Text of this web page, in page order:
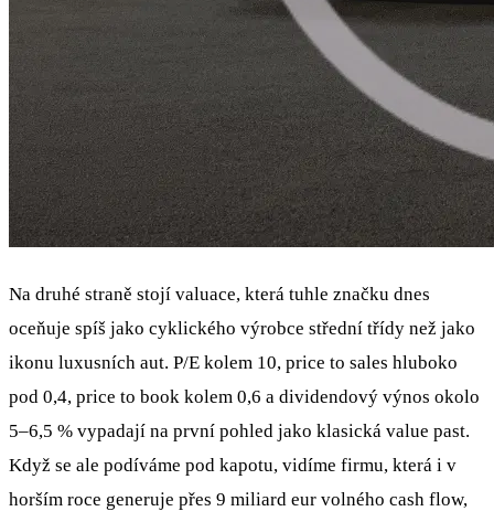
Na druhé straně stojí valuace, která tuhle značku dnes
oceňuje spíš jako cyklického výrobce střední třídy než jako
ikonu luxusních aut. P/E kolem 10, price to sales hluboko
pod 0,4, price to book kolem 0,6 a dividendový výnos okolo
5–6,5 % vypadají na první pohled jako klasická value past.
Když se ale podíváme pod kapotu, vidíme firmu, která i v
horším roce generuje přes 9 miliard eur volného cash flow,